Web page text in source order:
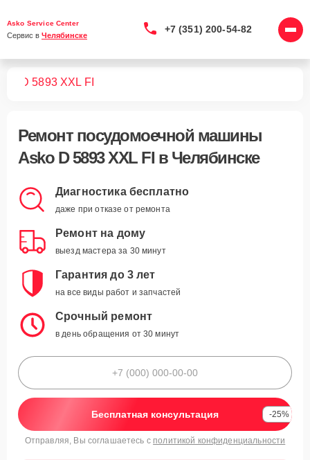
Asko Service Center
Сервис в Челябинске
+7 (351) 200-54-82
D 5893 XXL FI
Ремонт посудомоечной машины
Asko D 5893 XXL FI в Челябинске
Диагностика бесплатно
даже при отказе от ремонта
Ремонт на дому
выезд мастера за 30 минут
Гарантия до 3 лет
на все виды работ и запчастей
Срочный ремонт
в день обращения от 30 минут
Бесплатная консультация -25%
Отправляя, Вы соглашаетесь с политикой конфиденциальности